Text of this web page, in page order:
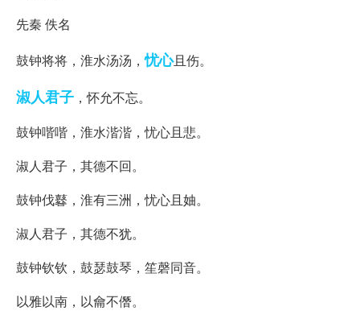
先秦 佚名
鼓钟将将，淮水汤汤，忧心且伤。
淑人君子 ，怀允不忘。
鼓钟喈喈，淮水湝湝，忧心且悲。
淑人君子，其德不回。
鼓钟伐鼛，淮有三洲，忧心且妯。
淑人君子，其德不犹。
鼓钟钦钦，鼓瑟鼓琴，笙磬同音。
以雅以南，以龠不僭。